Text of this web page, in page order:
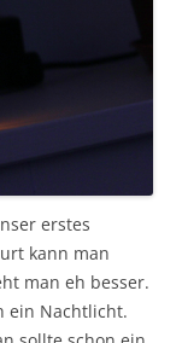
erstes
kann man
man eh besser.
ein Nachtlicht.